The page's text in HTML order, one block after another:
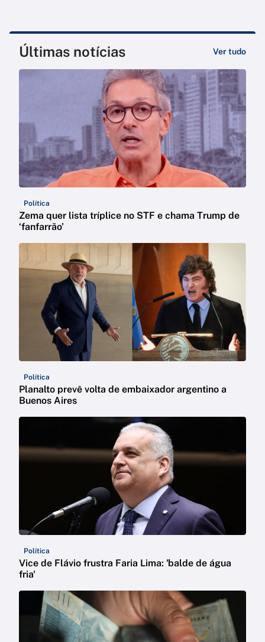
Últimas notícias Ver tudo
Política
Zema quer lista tríplice no STF e chama Trump de
‘fanfarrão’
Política
Planalto prevê volta de embaixador argentino a
Buenos Aires
Política
Vice de Flávio frustra Faria Lima: 'balde de água
fria'